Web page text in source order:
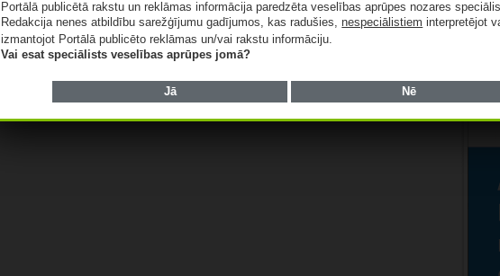
Portālā publicētā rakstu un reklāmas informācija paredzēta veselības aprūpes nozares
Redakcija nenes atbildību sarežģījumu gadījumos, kas radušies,nespeciālistiem interpretējot
izmantojot Portālā publicēto reklāmas un/vai rakstu informāciju.
Vai esat speciālists veselības aprūpes jomā?
Jā Nē